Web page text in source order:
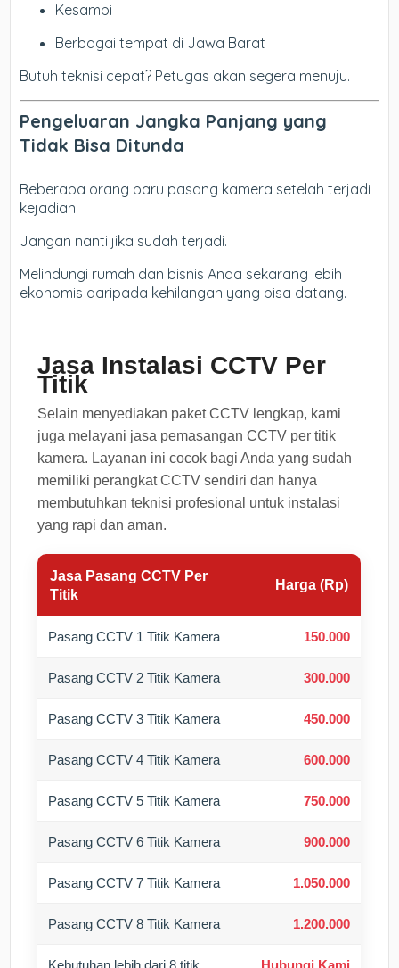
Kesambi
Berbagai tempat di Jawa Barat
Butuh teknisi cepat? Petugas akan segera menuju.
Pengeluaran Jangka Panjang yang
Tidak Bisa Ditunda
Beberapa orang baru pasang kamera setelah terjadi
kejadian.
Jangan nanti jika sudah terjadi.
Melindungi rumah dan bisnis Anda sekarang lebih
ekonomis daripada kehilangan yang bisa datang.
Jasa Instalasi CCTV Per
Titik
Selain menyediakan paket CCTV lengkap, kami
juga melayani jasa pemasangan CCTV per titik
kamera. Layanan ini cocok bagi Anda yang sudah
memiliki perangkat CCTV sendiri dan hanya
membutuhkan teknisi profesional untuk instalasi
yang rapi dan aman.
Jasa Pasang CCTV Per
Titik
Harga (Rp)
Pasang CCTV 1 Titik Kamera 150.000
Pasang CCTV 2 Titik Kamera 300.000
Pasang CCTV 3 Titik Kamera 450.000
Pasang CCTV 4 Titik Kamera 600.000
Pasang CCTV 5 Titik Kamera 750.000
Pasang CCTV 6 Titik Kamera 900.000
Pasang CCTV 7 Titik Kamera 1.050.000
Pasang CCTV 8 Titik Kamera 1.200.000